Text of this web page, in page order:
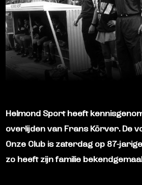
Helmond Sport heeft
overlijden van Frans Körver. De
Onze Club is zaterdag op 87-
zo heeft zijn familie